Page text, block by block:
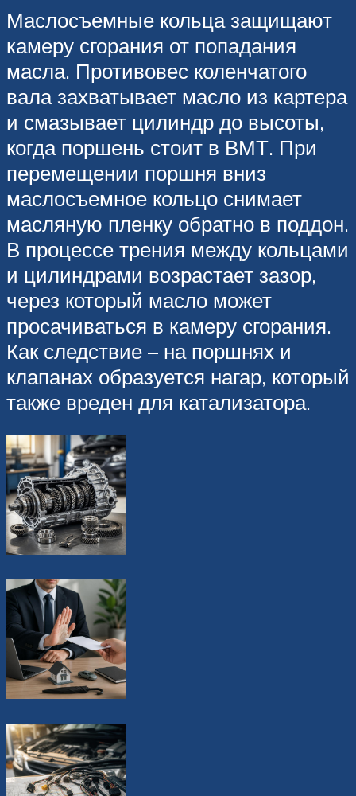
Маслосъемные кольца защищают
камеру сгорания от попадания
масла. Противовес коленчатого
вала захватывает масло из картера
и смазывает цилиндр до высоты,
когда поршень стоит в ВМТ. При
перемещении поршня вниз
маслосъемное кольцо снимает
масляную пленку обратно в поддон.
В процессе трения между кольцами
и цилиндрами возрастает зазор,
через который масло может
просачиваться в камеру сгорания.
Как следствие – на поршнях и
клапанах образуется нагар, который
также вреден для катализатора.